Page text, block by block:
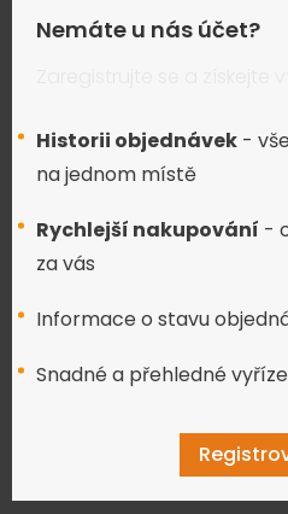
Nemáte u nás účet?
Historii objednávek -
na jednom místě
Rychlejší nakupování -
za vás
Informace o stavu
Snadné a přehledné